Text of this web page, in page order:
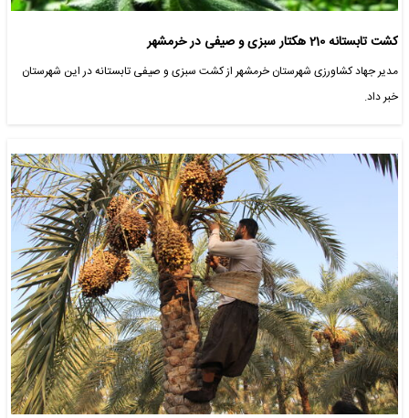
کشت تابستانه 210 هکتار سبزی و صیفی در خرمشهر
مدیر جهاد کشاورزی شهرستان خرمشهر از کشت سبزی و صیفی تابستانه در این شهرستان
خبر داد.